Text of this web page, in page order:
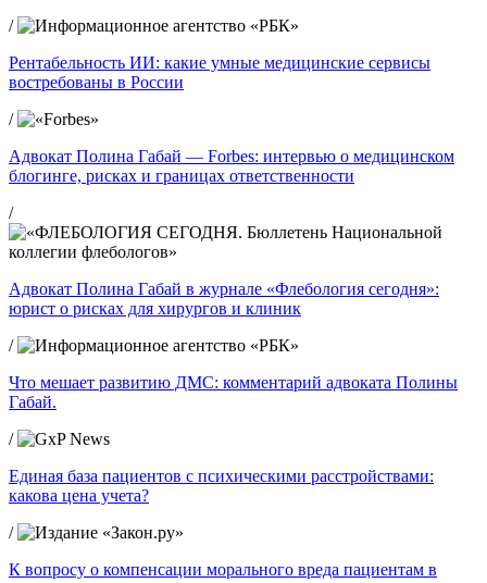
/
Рентабельность ИИ: какие умные медицинские сервисы
востребованы в России
/
Адвокат Полина Габай — Forbes: интервью о медицинском
блогинге, рисках и границах ответственности
/
Адвокат Полина Габай в журнале «Флебология сегодня»:
юрист о рисках для хирургов и клиник
/
Что мешает развитию ДМС: комментарий адвоката Полины
Габай.
/
Единая база пациентов с психическими расстройствами:
какова цена учета?
/
К вопросу о компенсации морального вреда пациентам в